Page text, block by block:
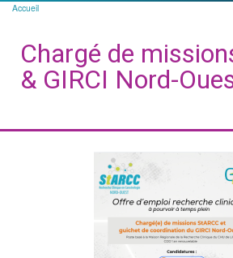
Accueil
Chargé de
& GIRCI Nord-